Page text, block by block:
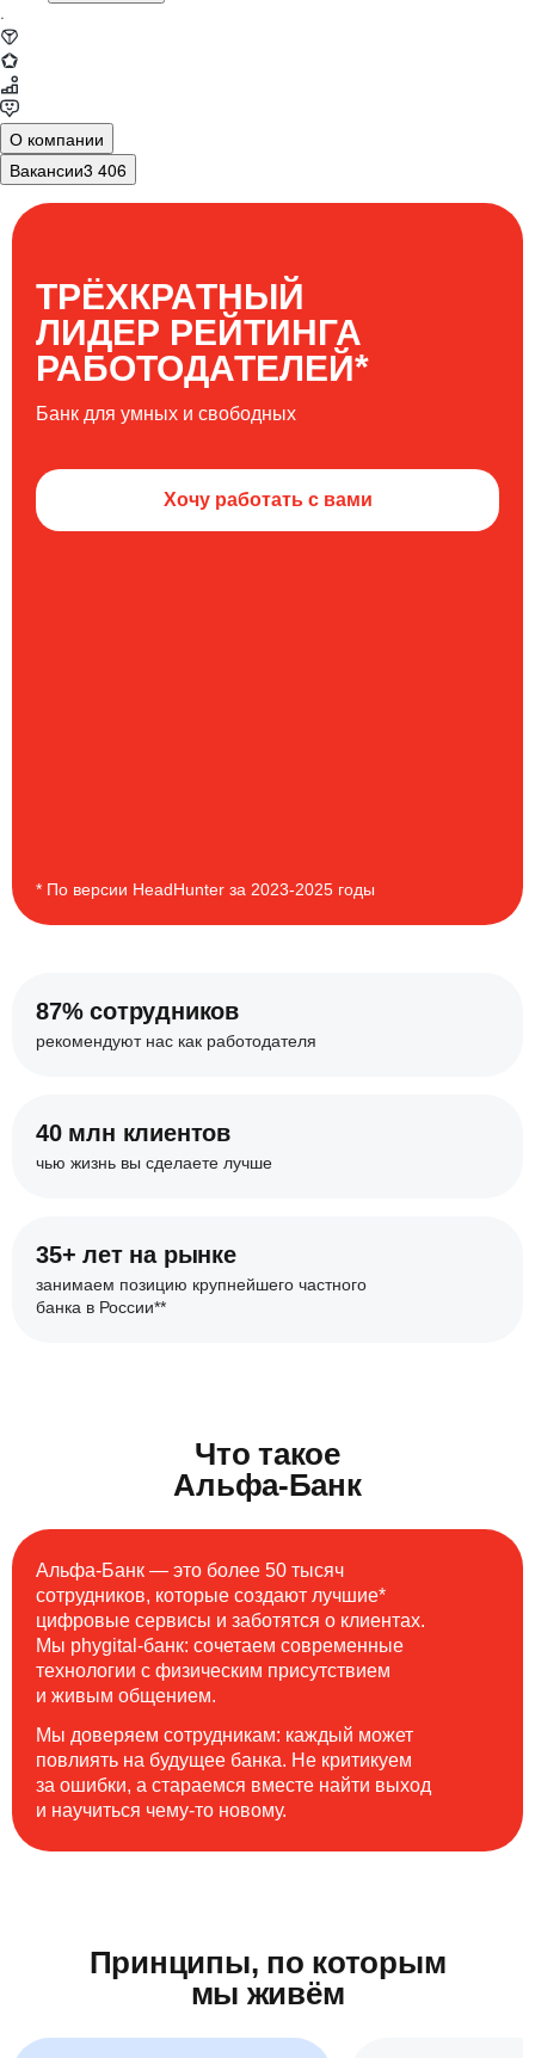
·
О компании
Вакансии3 406
ТРЁХКРАТНЫЙ
ЛИДЕР РЕЙТИНГА
РАБОТОДАТЕЛЕЙ*
Банк для умных и свободных
Хочу работать с вами
* По версии HeadHunter за 2023-2025 годы
87% сотрудников
рекомендуют нас как работодателя
40 млн клиентов
чью жизнь вы сделаете лучше
35+ лет на рынке
занимаем позицию крупнейшего частного
банка в России**
Что такое
Альфа-Банк
Альфа-Банк — это более 50 тысяч
сотрудников, которые создают лучшие*
цифровые сервисы и заботятся о клиентах.
Мы phygital-банк: сочетаем современные
технологии с физическим присутствием
и живым общением.
Мы доверяем сотрудникам: каждый может
повлиять на будущее банка. Не критикуем
за ошибки, а стараемся вместе найти выход
и научиться чему-то новому.
Принципы, по которым
мы живём